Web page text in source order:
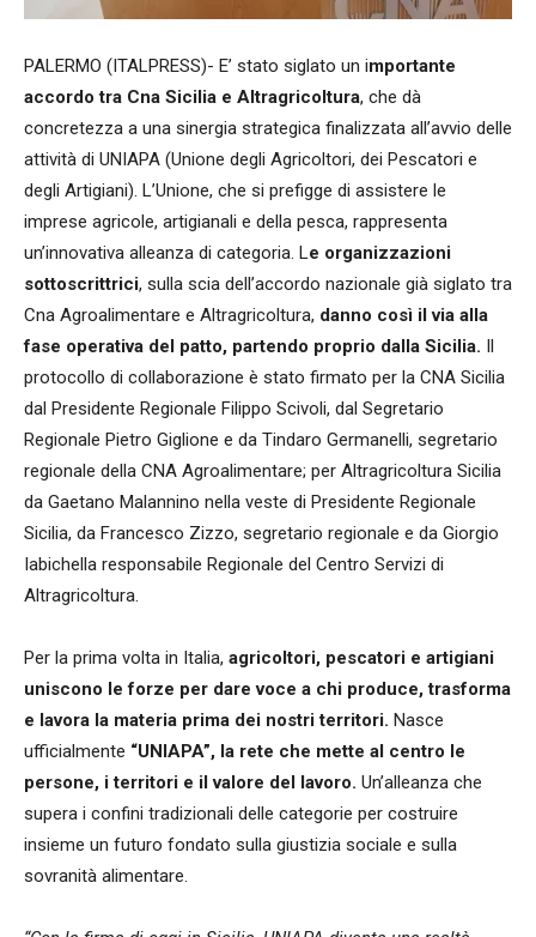
PALERMO (ITALPRESS)- E’ stato siglato un importante
accordo tra Cna Sicilia e Altragricoltura, che dà
concretezza a una sinergia strategica finalizzata all’avvio delle
attività di UNIAPA (Unione degli Agricoltori, dei Pescatori e
degli Artigiani). L’Unione, che si prefigge di assistere le
imprese agricole, artigianali e della pesca, rappresenta
un’innovativa alleanza di categoria. Le organizzazioni
sottoscrittrici, sulla scia dell’accordo nazionale già siglato tra
Cna Agroalimentare e Altragricoltura, danno così il via alla
fase operativa del patto, partendo proprio dalla Sicilia. Il
protocollo di collaborazione è stato firmato per la CNA Sicilia
dal Presidente Regionale Filippo Scivoli, dal Segretario
Regionale Pietro Giglione e da Tindaro Germanelli, segretario
regionale della CNA Agroalimentare; per Altragricoltura Sicilia
da Gaetano Malannino nella veste di Presidente Regionale
Sicilia, da Francesco Zizzo, segretario regionale e da Giorgio
Iabichella responsabile Regionale del Centro Servizi di
Altragricoltura.
Per la prima volta in Italia, agricoltori, pescatori e artigiani
uniscono le forze per dare voce a chi produce, trasforma
e lavora la materia prima dei nostri territori. Nasce
ufficialmente “UNIAPA”, la rete che mette al centro le
persone, i territori e il valore del lavoro. Un’alleanza che
supera i confini tradizionali delle categorie per costruire
insieme un futuro fondato sulla giustizia sociale e sulla
sovranità alimentare.